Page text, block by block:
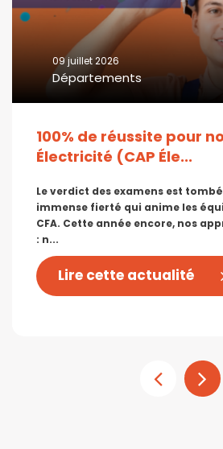
09 juillet 2026
Départements
100% de réussite pour
Électricité (CAP Éle...
Le verdict des examens est
immense fierté qui anime les
CFA. Cette année encore, nos
: n...
Lire cette actualité